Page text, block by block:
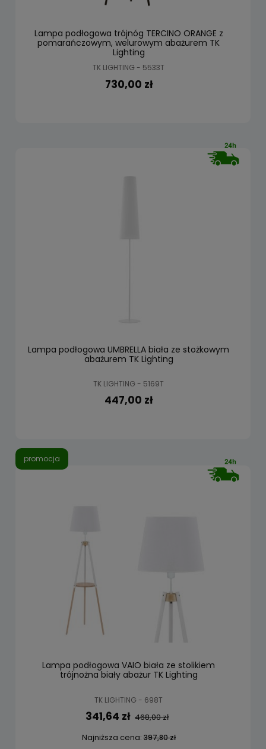
Lampa podłogowa trójnóg TERCINO ORANGE z
pomarańczowym, welurowym abażurem TK
Lighting
TK LIGHTING - 5533T
730,00 zł
Lampa podłogowa UMBRELLA biała ze stożkowym
abażurem TK Lighting
TK LIGHTING - 5169T
447,00 zł
Lampa podłogowa VAIO biała ze stolikiem
trójnożna biały abażur TK Lighting
TK LIGHTING - 698T
341,64 zł 468,00 zł
Najniższa cena:397,80 zł
promocja